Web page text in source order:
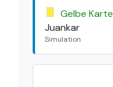
Gelbe Karte
Juankar
Simulation